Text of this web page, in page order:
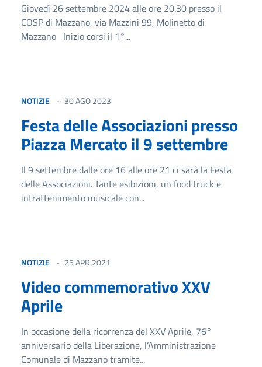
Giovedì 26 settembre 2024 alle ore 20.30 presso il
COSP di Mazzano, via Mazzini 99, Molinetto di
Mazzano Inizio corsi il 1°...
NOTIZIE 30 AGO 2023
Festa delle Associazioni presso
Piazza Mercato il 9 settembre
Il 9 settembre dalle ore 16 alle ore 21 ci sarà la Festa
delle Associazioni. Tante esibizioni, un food truck e
intrattenimento musicale con...
NOTIZIE 25 APR 2021
Video commemorativo XXV
Aprile
In occasione della ricorrenza del XXV Aprile, 76°
anniversario della Liberazione, l’Amministrazione
Comunale di Mazzano tramite...